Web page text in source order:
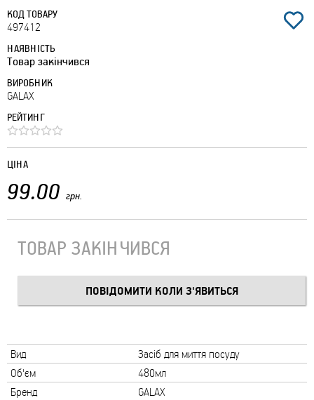
КОД ТОВАРУ
497412
НАЯВНІСТЬ
Товар закінчився
ВИРОБНИК
GALAX
РЕЙТИНГ
ЦІНА
99.00 грн.
ТОВАР ЗАКІНЧИВСЯ
Вид
Засіб для миття посуду
Об'єм
480мл
Бренд
GALAX